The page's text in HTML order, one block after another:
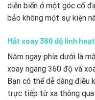
diễn biến ở một góc cố
bảo không một sự kiện
Mắt xoay 360 độ linh
Nằm ngay phía dưới là
xoay ngang 360 độ và
Bạn có thể dễ dàng điều
trực tiếp từ xa thông